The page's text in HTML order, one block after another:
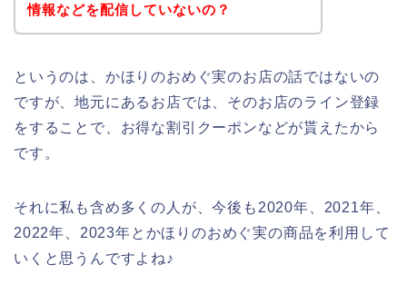
情報などを配信していないの？
というのは、かほりのおめぐ実のお店の話ではないの
ですが、地元にあるお店では、そのお店のライン登録
をすることで、お得な割引クーポンなどが貰えたから
です。
それに私も含め多くの人が、今後も2020年、2021年、
2022年、2023年とかほりのおめぐ実の商品を利用して
いくと思うんですよね♪